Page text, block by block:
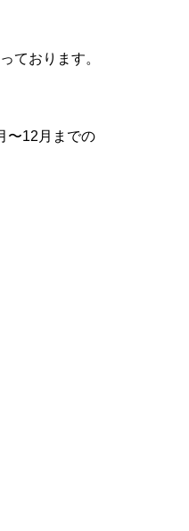
ております。
〜12月までの